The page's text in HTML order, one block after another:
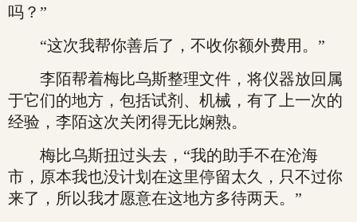
吗？”
“这次我帮你善后了，不收你额外费用。”
李陌帮着梅比乌斯整理文件，将仪器放回属
于它们的地方，包括试剂、机械，有了上一次的
经验，李陌这次关闭得无比娴熟。
梅比乌斯扭过头去，“我的助手不在沧海
市，原本我也没计划在这里停留太久，只不过你
来了，所以我才愿意在这地方多待两天。”